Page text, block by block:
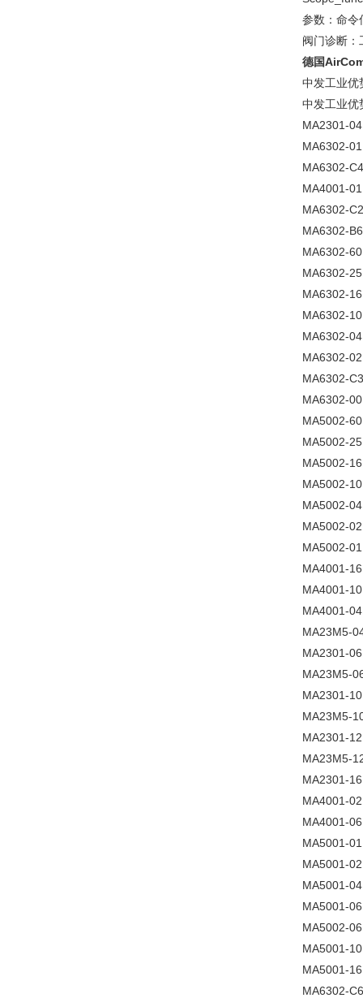
参数：命令
阀门诊断：
德国
中发工业优
中发工业优
MA2301-04
MA6302-01
MA6302-C4
MA4001-01
MA6302-C2
MA6302-B6
MA6302-60
MA6302-25
MA6302-16
MA6302-10
MA6302-04
MA6302-02
MA6302-C3
MA6302-00
MA5002-60
MA5002-25
MA5002-16
MA5002-10
MA5002-04
MA5002-02
MA5002-01
MA4001-16
MA4001-10
MA4001-04
MA23M5-
MA2301-06
MA23M5-
MA2301-10
MA23M5-
MA2301-12
MA23M5-
MA2301-16
MA4001-02
MA4001-06
MA5001-01
MA5001-02
MA5001-04
MA5001-06
MA5002-06
MA5001-10
MA5001-16
MA6302-C6